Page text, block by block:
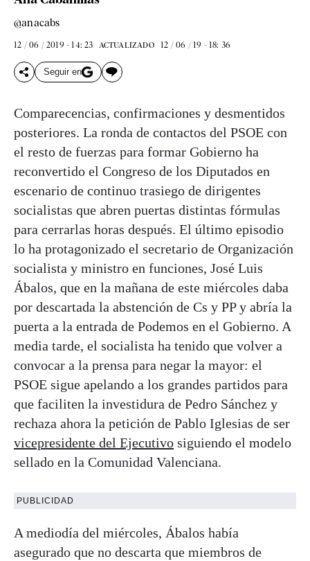
@anacabs
12 / 06 / 2019 - 14: 23 ACTUALIZADO 12 / 06 / 19 - 18: 36
Seguir en
Comparecencias, confirmaciones y desmentidos
posteriores. La ronda de contactos del PSOE con
el resto de fuerzas para formar Gobierno ha
reconvertido el Congreso de los Diputados en
escenario de continuo trasiego de dirigentes
socialistas que abren puertas distintas fórmulas
para cerrarlas horas después. El último episodio
lo ha protagonizado el secretario de Organización
socialista y ministro en funciones, José Luis
Ábalos, que en la mañana de este miércoles daba
por descartada la abstención de Cs y PP y abría la
puerta a la entrada de Podemos en el Gobierno. A
media tarde, el socialista ha tenido que volver a
convocar a la prensa para negar la mayor: el
PSOE sigue apelando a los grandes partidos para
que faciliten la investidura de Pedro Sánchez y
rechaza ahora la petición de Pablo Iglesias de ser
vicepresidente del Ejecutivo siguiendo el modelo
sellado en la Comunidad Valenciana.
PUBLICIDAD
A mediodía del miércoles, Ábalos había
asegurado que no descarta que miembros de